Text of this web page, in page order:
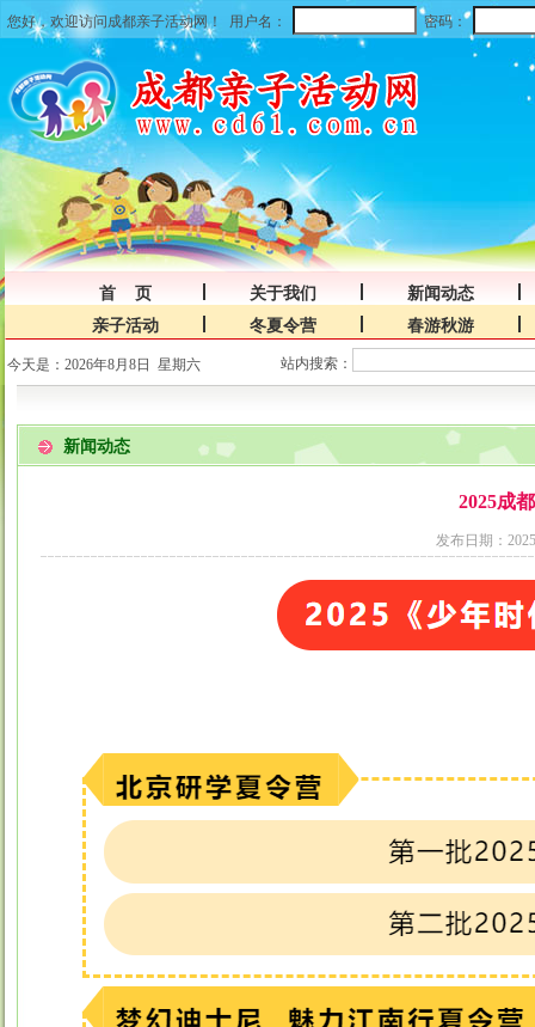
您好，欢迎访问成都亲子活动网！ 用户名： 密码：
首 页 关于我们
新闻动态
亲子活动
冬夏令营 春游秋游
今天是：2026年8月8日 星期六 站内搜索：
新闻动态
2025成
发布日期：